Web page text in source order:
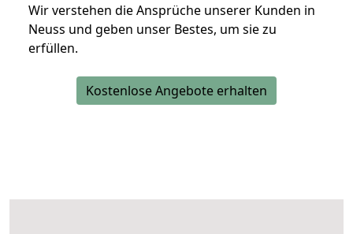
Wir verstehen die Ansprüche unserer Kunden in
Neuss und geben unser Bestes, um sie zu
erfüllen.
Kostenlose Angebote erhalten